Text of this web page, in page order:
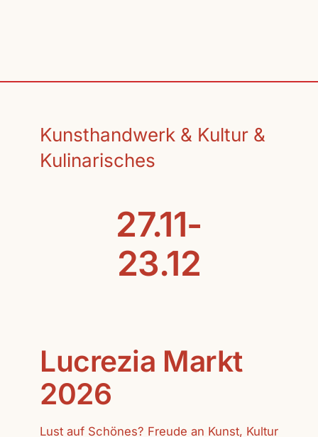
Kunsthandwerk & Kultur &
Kulinarisches
27.11-
23.12
Lucrezia Markt
2026
Lust auf Schönes? Freude an Kunst, Kultur